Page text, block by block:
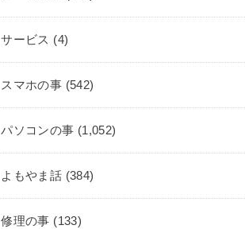
サービス (4)
スマホの事 (542)
パソコンの事 (1,052)
よもやま話 (384)
修理の事 (133)